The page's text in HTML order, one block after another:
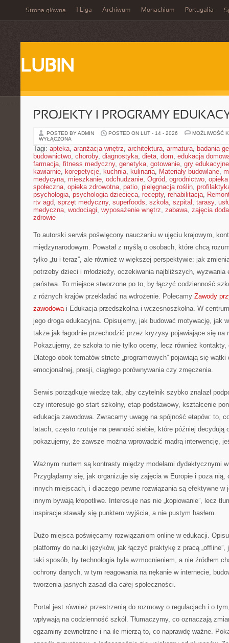
Strona główna 1 Liga Archiwum Monachium Portugalia
LUBIN
PROJEKTY I PROGRAMY
POSTED BY ADMIN POSTED ON LUT - 14 - 2026
MOŻLIWOŚĆ
WYŁĄCZONA
Tagi: apteka, aranżacja wnętrz, architektura, armatura, badania
budownictwo, choroby, diagnostyka, dieta, dom, edukacja
farmacja, fitness medyczny, genetyka, gotowanie, gry edukacyjne
kawiarnie, korepetycje, kuchnia, kulinaria, Materiały budowlane,
medycyna, mieszkanie, odchudzanie, Ogród, ogrodnictwo,
społeczna, opieka zdrowotna, patio, pielęgnacja roślin,
psychologia, psychologia dziecięca, recepty, rehabilitacja,
rtv agd, sprzęt medyczny, superfoods, szkoła, szpital , tarasy,
medyczna, wodociągi, wyposażenie wnętrz, zabawa, zajęcia
zdrowie
To autorski serwis poświęcony nauczaniu w ujęciu krajowym,
międzynarodowym. Powstał z myślą o osobach, które chcą
tylko „tu i teraz”, ale również w większej perspektywie: jak
potrzeby dzieci i młodzieży, oczekiwania najbliższych, wyzwania
państwa. To miejsce stworzone po to, by łączyć codzienność
z różnych krajów przekładać na wdrożenie. Polecamy Zawody
zawodowai Edukacja przedszkolna i wczesnoszkolna. W
jego droga edukacyjna. Opisujemy, jak budować motywację, jak
także jak łagodnie przechodzić przez kryzysy pojawiające się na
Pokazujemy, że szkoła to nie tylko oceny, lecz również
Dlatego obok tematów stricte „programowych” pojawiają się
emocjonalnej, presji, ciągłego porównywania czy zmęczenia.
Serwis porządkuje wiedzę tak, aby czytelnik szybko znalazł
czy interesuje go start szkolny, etap podstawowy, kształcenie
edukacja zawodowa. Zwracamy uwagę na spójność etapów: to,
latach, często rzutuje na pewność siebie, które później decydują
pokazujemy, że zawsze można wprowadzić mądrą interwencję,
Ważnym nurtem są kontrasty między modelami dydaktycznymi
Przyglądamy się, jak organizuje się zajęcia w Europie i poza nią,
innych miejscach, i dlaczego pewne rozwiązania są efektywne w
innym bywają kłopotliwe. Interesuje nas nie „kopiowanie”, lecz
inspiracje stawały się punktem wyjścia, a nie pustym hasłem.
Dużo miejsca poświęcamy rozwiązaniom online w edukacji.
platformy do nauki języków, jak łączyć praktykę z pracą
taki sposób, by technologia była wzmocnieniem, a nie źródłem
ochrony danych, w tym reagowania na nękanie w internecie,
tworzenia jasnych zasad dla całej społeczności.
Portal jest również przestrzenią do rozmowy o regulacjach i o
wpływają na codzienność szkół. Tłumaczymy, co oznaczają
egzaminy zewnętrzne i na ile mierzą to, co naprawdę ważne.